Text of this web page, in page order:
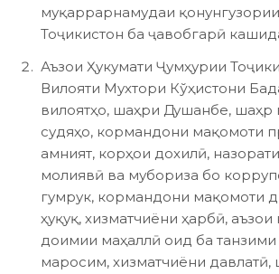
муқаррарнамудаи
Тоҷикистон ба ҷавобгарӣ
Аъзои Ҳукумати Ҷумҳурии
Вилояти Мухтори Кўҳистони
вилоятҳо, шаҳри Душанбе, шаҳр
судяҳо, кормандони мақомоти
амният, корҳои дохилӣ,
молиявӣ ва мубориза бо
гумрук, кормандони мақомоти
ҳуқуқ, хизматчиёни ҳарбӣ,
доимии маҳаллӣ оид ба
маросим, хизматчиёни давлатӣ,